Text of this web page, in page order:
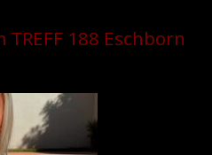
188 Eschborn